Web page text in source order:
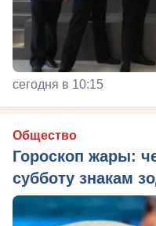
сегодня в 10:15
Общество
Гороскоп жары:
субботу знакам